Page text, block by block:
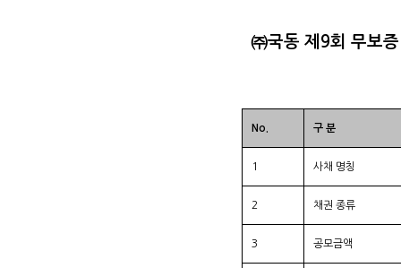
㈜국동 제9회 무보
No. 구 분
1 사채 명칭
2 채권 종류
3 공모금액